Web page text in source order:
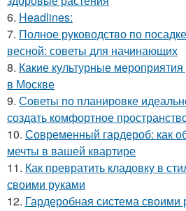
6. Headlines:
7. Полное руководство по
весной: советы для начинающих
8. Какие культурные
в Москве
9. Советы по планировке
создать комфортное
10. Современный гардероб: как
мечты в вашей квартире
11. Как превратить кладовку в
своими руками
12. Гардеробная система своими